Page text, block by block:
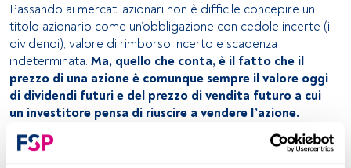
Passando ai mercati azionari non è difficile concepire un
titolo azionario come un’obbligazione con cedole incerte (i
dividendi), valore di rimborso incerto e scadenza
indeterminata. Ma, quello che conta, è il fatto che il
prezzo di una azione è comunque sempre il valore oggi
di dividendi futuri e del prezzo di vendita futuro a cui
un investitore pensa di riuscire a vendere l’azione.
Qualunque modello di valutazione di indici o titoli azionari
parte infatti dalla considerazione che il prezzo è il valore